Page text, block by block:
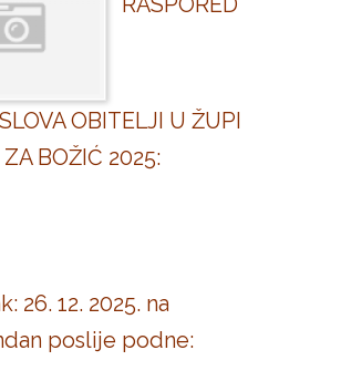
OBITELJI U ŽUPI
BOŽIĆ 2025:
26. 12. 2025. na
poslije podne: